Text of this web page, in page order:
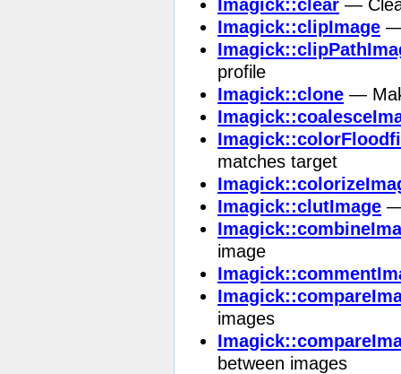
Imagick::clear —
Imagick::clipImage —
profile
Imagick::clone —
matches target
Imagick::clutImage —
image
images
between images